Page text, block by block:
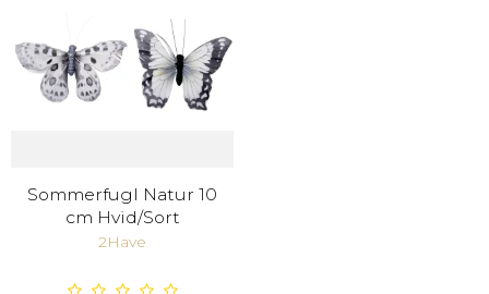
Sommerfugl Natur 10
cm Hvid/Sort
2Have